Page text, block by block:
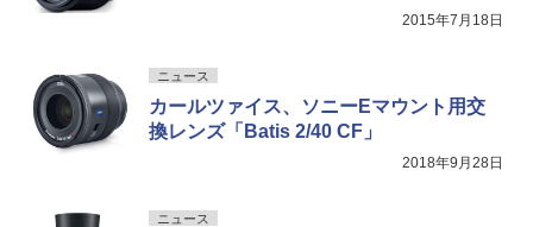
2015年7月18日
ニュース
カールツァイス、ソニーEマウント用交
換レンズ「Batis 2/40 CF」
2018年9月28日
ニュース